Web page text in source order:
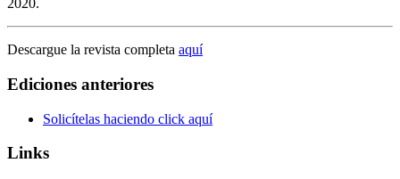
2020.
Descargue la revista completa aquí
Ediciones anteriores
Solicítelas haciendo click aquí
Links